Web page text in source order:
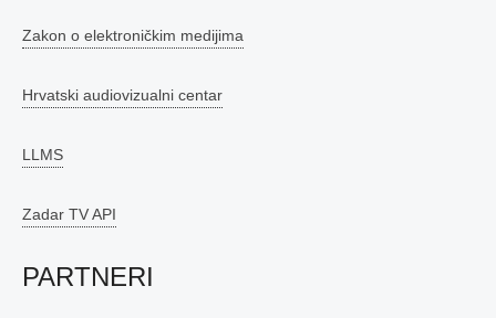
Zakon o elektroničkim medijima
Hrvatski audiovizualni centar
LLMS
Zadar TV API
PARTNERI